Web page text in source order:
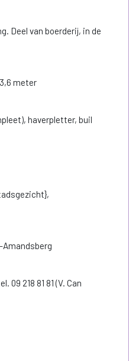
Deel van boerderij, in de
meter
haverpletter, buil
Amandsberg
09 218 81 81 (V. Can